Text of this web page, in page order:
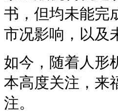
书，但均未能完
市况影响，以及
如今，随着人形
本高度关注，来
注。